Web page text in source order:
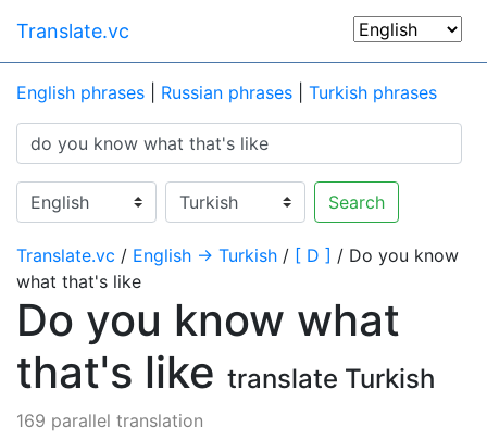
Translate.vc
English phrases Russian phrases Turkish phrases
Search
Translate.vc / English → Turkish / [ D ] / Do you know
what that's like
Do you know what
that's like translate Turkish
169 parallel translation